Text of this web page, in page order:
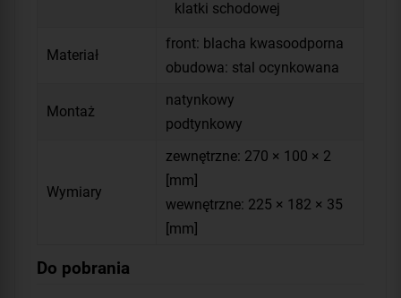
klatki schodowej
Materiał
front: blacha kwasoodporna
obudowa: stal ocynkowana
Montaż
natynkowy
podtynkowy
Wymiary
zewnętrzne: 270 × 100 × 2
[mm]
wewnętrzne: 225 × 182 × 35
[mm]
Do pobrania